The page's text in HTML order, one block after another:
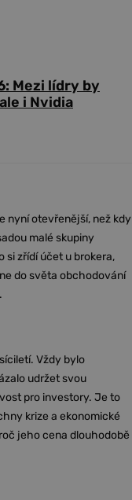
Mezi lídry by
i Nvidia
nyní otevřenější, než kdy
malé skupiny
si zřídí účet u brokera,
do světa obchodování
Vždy bylo
udržet svou
pro investory. Je to
krize a ekonomické
jeho cena dlouhodobě